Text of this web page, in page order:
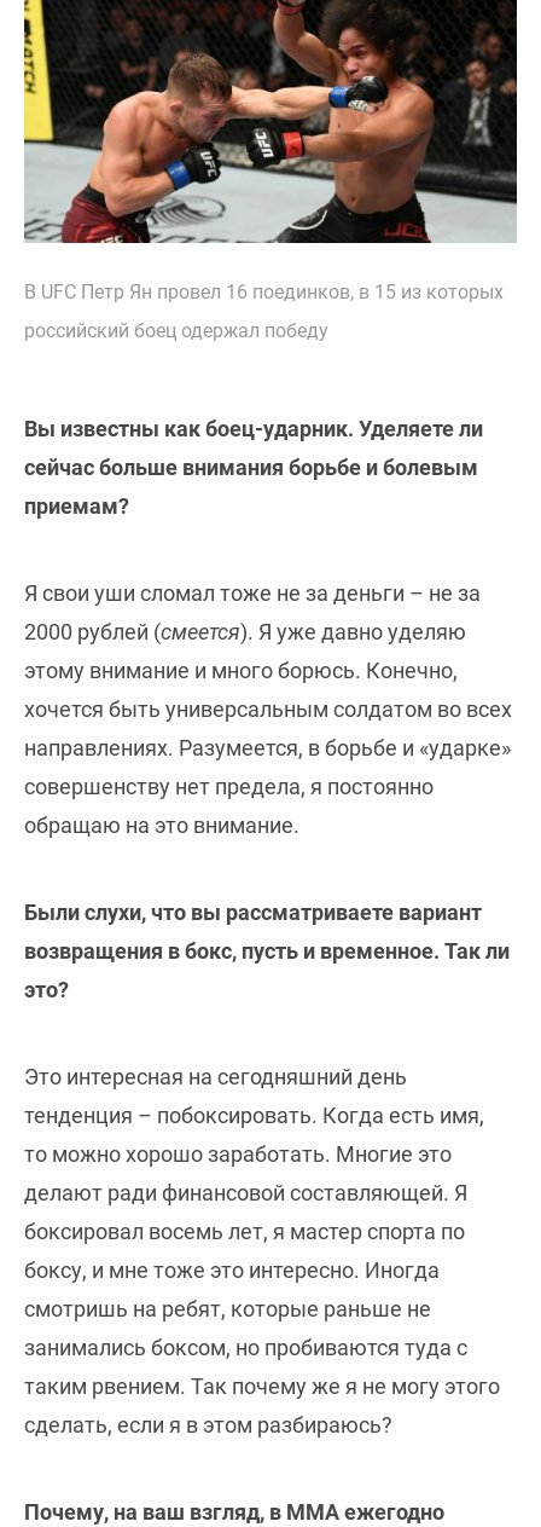
В UFC Петр Ян провел 16 поединков, в 15 из которых
российский боец одержал победу
Вы известны как боец-ударник. Уделяете ли
сейчас больше внимания борьбе и болевым
приемам?
Я свои уши сломал тоже не за деньги – не за
2000 рублей (смеется). Я уже давно уделяю
этому внимание и много борюсь. Конечно,
хочется быть универсальным солдатом во всех
направлениях. Разумеется, в борьбе и «ударке»
совершенству нет предела, я постоянно
обращаю на это внимание.
Были слухи, что вы рассматриваете вариант
возвращения в бокс, пусть и временное. Так ли
это?
Это интересная на сегодняшний день
тенденция – побоксировать. Когда есть имя,
то можно хорошо заработать. Многие это
делают ради финансовой составляющей. Я
боксировал восемь лет, я мастер спорта по
боксу, и мне тоже это интересно. Иногда
смотришь на ребят, которые раньше не
занимались боксом, но пробиваются туда с
таким рвением. Так почему же я не могу этого
сделать, если я в этом разбираюсь?
Почему, на ваш взгляд, в ММА ежегодно